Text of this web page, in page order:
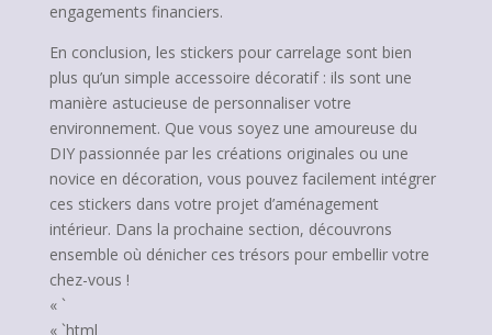
engagements financiers.
En conclusion, les stickers pour carrelage sont bien
plus qu’un simple accessoire décoratif : ils sont une
manière astucieuse de personnaliser votre
environnement. Que vous soyez une amoureuse du
DIY passionnée par les créations originales ou une
novice en décoration, vous pouvez facilement intégrer
ces stickers dans votre projet d’aménagement
intérieur. Dans la prochaine section, découvrons
ensemble où dénicher ces trésors pour embellir votre
chez-vous !
« `
« `html